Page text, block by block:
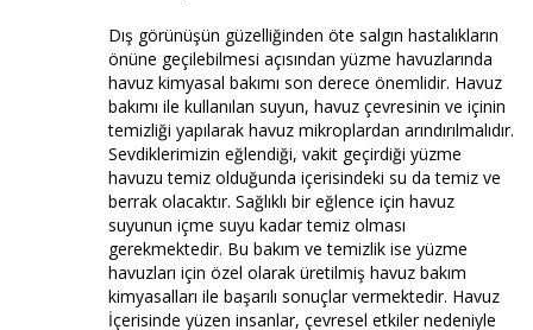
Dış görünüşün güzelliğinden öte salgın hastalıkların
önüne geçilebilmesi açısından yüzme havuzlarında
havuz kimyasal bakımı son derece önemlidir. Havuz
bakımı ile kullanılan suyun, havuz çevresinin ve içinin
temizliği yapılarak havuz mikroplardan arındırılmalıdır.
Sevdiklerimizin eğlendiği, vakit geçirdiği yüzme
havuzu temiz olduğunda içerisindeki su da temiz ve
berrak olacaktır. Sağlıklı bir eğlence için havuz
suyunun içme suyu kadar temiz olması
gerekmektedir. Bu bakım ve temizlik ise yüzme
havuzları için özel olarak üretilmiş havuz bakım
kimyasalları ile başarılı sonuçlar vermektedir. Havuz
İçerisinde yüzen insanlar, çevresel etkiler nedeniyle